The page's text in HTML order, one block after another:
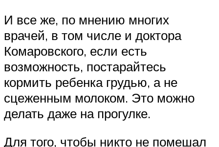
И все же, по мнению многих
врачей, в том числе и доктора
Комаровского, если есть
возможность, постарайтесь
кормить ребенка грудью, а не
сцеженным молоком. Это можно
делать даже на прогулке.
Для того, чтобы никто не помешал